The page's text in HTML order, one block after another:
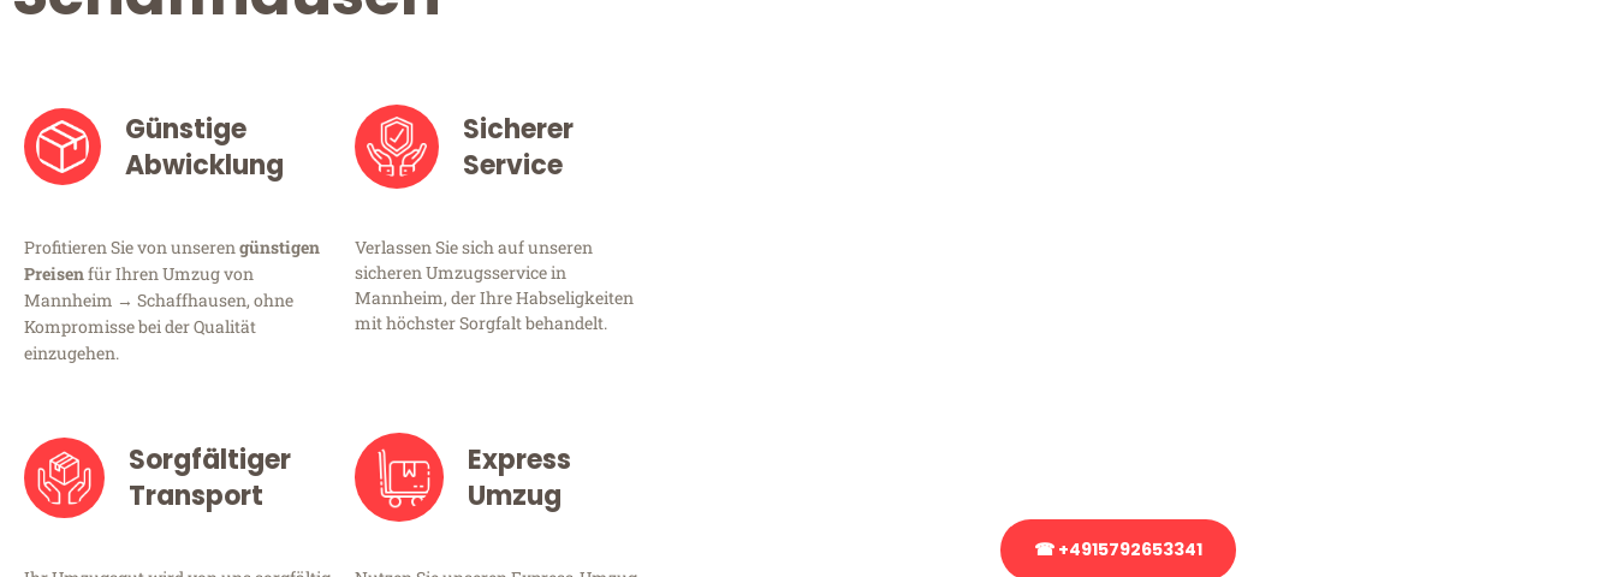
Günstige
Abwicklung
Profitieren Sie von unserengünstigen
Preisenfür Ihren Umzug von
Mannheim → Schaffhausen, ohne
Kompromisse bei der Qualität
einzugehen.
Sicherer
Service
Verlassen Sie sich auf unseren
sicheren Umzugsservice in
Mannheim, der Ihre Habseligkeiten
mit höchster Sorgfalt behandelt.
Sorgfältiger
Transport
Express
Umzug
☎ +4915792653341